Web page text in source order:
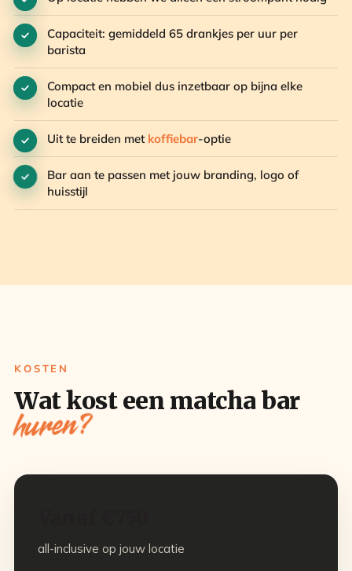
Capaciteit: gemiddeld 65 drankjes per uur per
barista
Compact en mobiel dus inzetbaar op bijna elke
locatie
Uit te breiden met koffiebar-optie
Bar aan te passen met jouw branding, logo of
huisstijl
KOSTEN
Wat kost een matcha bar
huren?
all-inclusive op jouw locatie